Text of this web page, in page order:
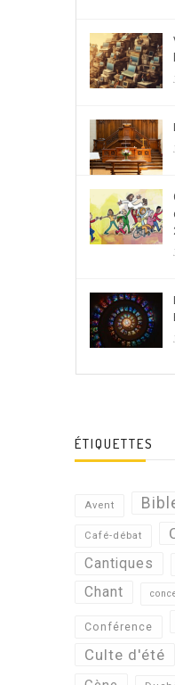
ÉTIQUETTES
Avent
Café-débat
Cantiques
Chant
Conférence
Culte d'été